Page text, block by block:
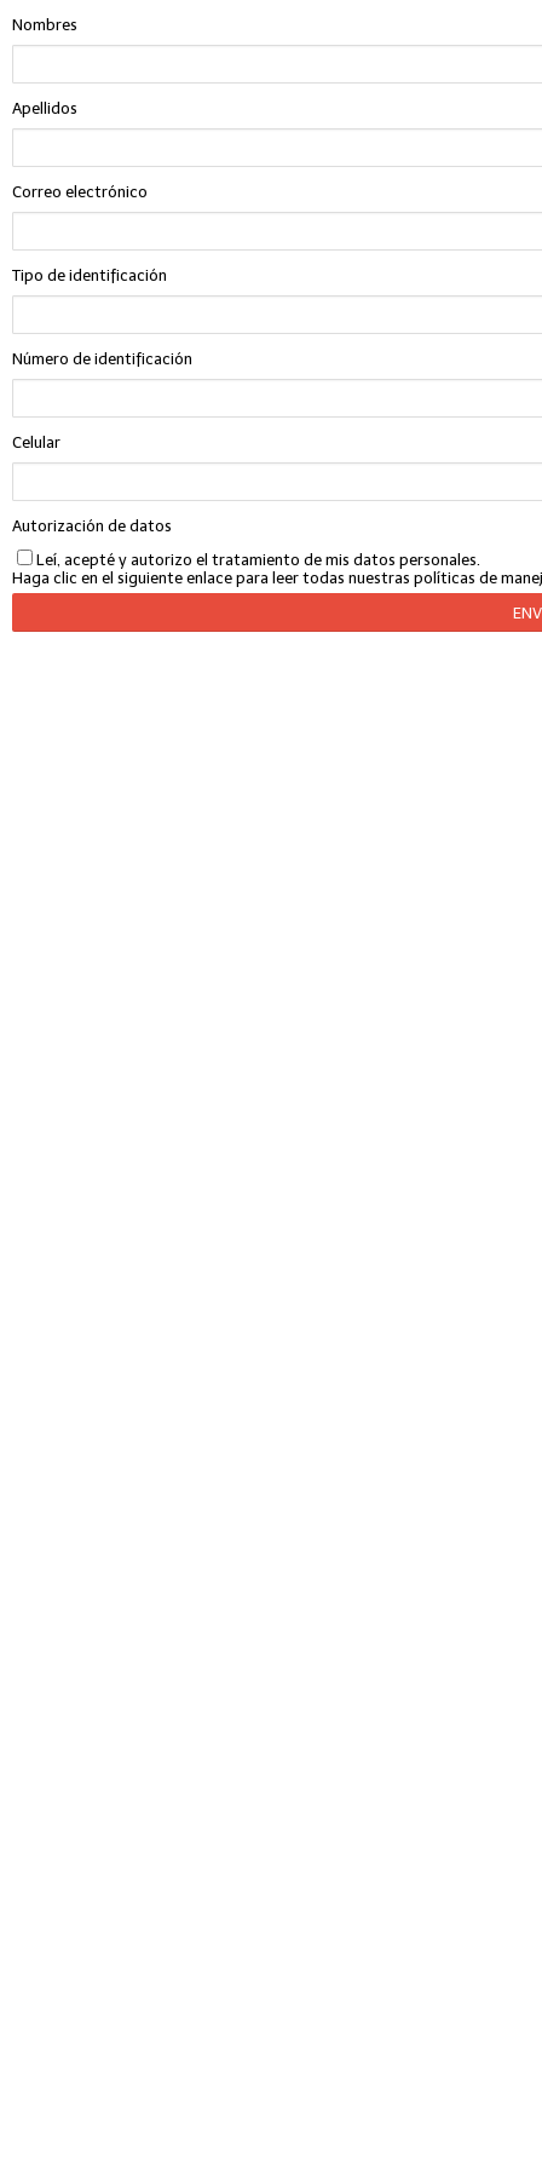
Nombres
Apellidos
Correo electrónico
Tipo de identificación
Número de identificación
Celular
Autorización de datos
Leí, acepté y autorizo el tratamiento de mis datos personales.
Haga clic en el siguiente enlace para leer todas nuestras políticas de